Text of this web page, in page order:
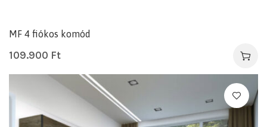
MF 4 fiókos komód
109.900 Ft